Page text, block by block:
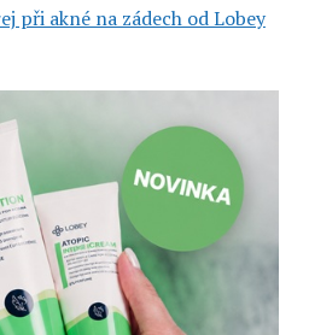
při akné na zádech od Lobey